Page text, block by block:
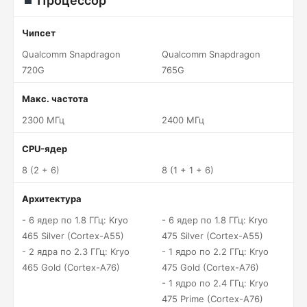
Чипсет
Qualcomm Snapdragon
720G
Qualcomm Snapdragon
765G
Макс. частота
2300 МГц
2400 МГц
CPU-ядер
8 (2 + 6)
8 (1 + 1 + 6)
Архитектура
- 6 ядер по 1.8 ГГц: Kryo
465 Silver (Cortex-A55)
- 2 ядра по 2.3 ГГц: Kryo
465 Gold (Cortex-A76)
- 6 ядер по 1.8 ГГц: Kryo
475 Silver (Cortex-A55)
- 1 ядро по 2.2 ГГц: Kryo
475 Gold (Cortex-A76)
- 1 ядро по 2.4 ГГц: Kryo
475 Prime (Cortex-A76)